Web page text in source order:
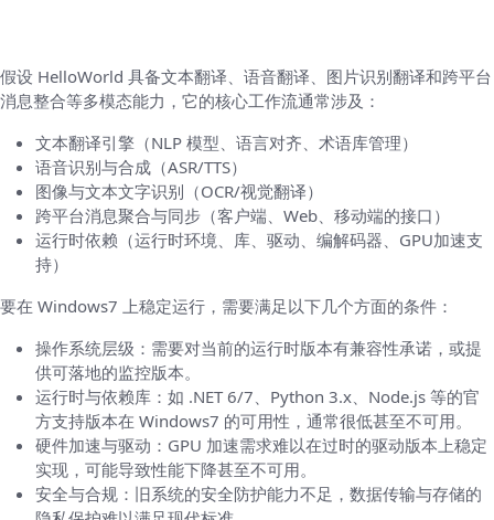
假设 HelloWorld 具备文本翻译、语音翻译、图片识别翻译和跨平台
消息整合等多模态能力，它的核心工作流通常涉及：
文本翻译引擎（NLP 模型、语言对齐、术语库管理）
语音识别与合成（ASR/TTS）
图像与文本文字识别（OCR/视觉翻译）
跨平台消息聚合与同步（客户端、Web、移动端的接口）
运行时依赖（运行时环境、库、驱动、编解码器、GPU加速支
持）
要在 Windows7 上稳定运行，需要满足以下几个方面的条件：
操作系统层级：需要对当前的运行时版本有兼容性承诺，或提
供可落地的监控版本。
运行时与依赖库：如 .NET 6/7、Python 3.x、Node.js 等的官
方支持版本在 Windows7 的可用性，通常很低甚至不可用。
硬件加速与驱动：GPU 加速需求难以在过时的驱动版本上稳定
实现，可能导致性能下降甚至不可用。
安全与合规：旧系统的安全防护能力不足，数据传输与存储的